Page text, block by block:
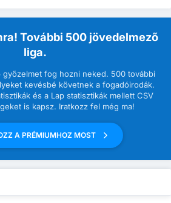
További 500 jövedelmező
liga.
győzelmet fog hozni neked. 500 további
kevésbé követnek a fogadóirodák.
és a Lap statisztikák mellett CSV
is kapsz. Iratkozz fel még ma!
A PRÉMIUMHOZ MOST